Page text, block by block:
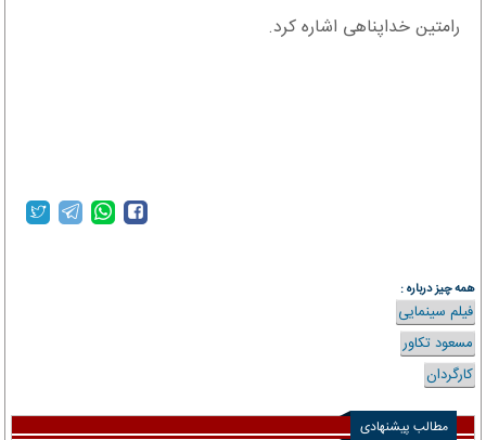
رامتین خداپناهی اشاره کرد.
همه چیز درباره :
فیلم سینمایی
مسعود تکاور
کارگردان
مطالب پیشنهادی